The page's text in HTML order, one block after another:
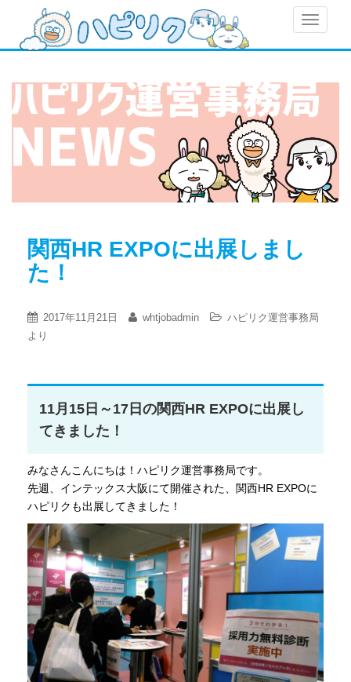
関西HR EXPOに出展しまし
た！
2017年11月21日 whtjobadmin
ハピリク運営事務局
より
11月15日～17日の関西HR EXPOに出展し
てきました！
みなさんこんにちは！ハピリク運営事務局です。
先週、インテックス大阪にて開催された、関西HR EXPOに
ハピリクも出展してきました！